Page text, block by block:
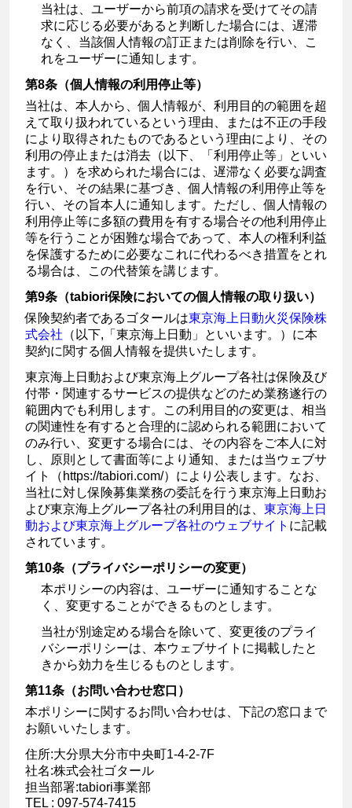
当社は、ユーザーから前項の請求を受けてその請
求に応じる必要があると判断した場合には、遅滞
なく、当該個人情報の訂正または削除を行い、こ
れをユーザーに通知します。
第8条（個人情報の利用停止等）
当社は、本人から、個人情報が、利用目的の範囲を超
えて取り扱われているという理由、または不正の手段
により取得されたものであるという理由により、その
利用の停止または消去（以下、「利用停止等」といい
ます。）を求められた場合には、遅滞なく必要な調査
を行い、その結果に基づき、個人情報の利用停止等を
行い、その旨本人に通知します。ただし、個人情報の
利用停止等に多額の費用を有する場合その他利用停止
等を行うことが困難な場合であって、本人の権利利益
を保護するために必要なこれに代わるべき措置をとれ
る場合は、この代替策を講じます。
第9条（tabiori保険においての個人情報の取り扱い）
保険契約者であるゴタールは東京海上日動火災保険株
式会社 （以下,「東京海上日動」といいます。）に本
契約に関する個人情報を提供いたします。
東京海上日動および東京海上グループ各社は保険及び
付帯・関連するサービスの提供などのため業務遂行の
範囲内でも利用します。この利用目的の変更は、相当
の関連性を有すると合理的に認められる範囲において
のみ行い、変更する場合には、その内容をご本人に対
し、原則として書面等により通知、または当ウェブサ
イト（https://tabiori.com/）により公表します。なお、
当社に対し保険募集業務の委託を行う東京海上日動お
よび東京海上グループ各社の利用目的は、 東京海上日
動および東京海上グループ各社のウェブサイト に記載
されています。
第10条（プライバシーポリシーの変更）
本ポリシーの内容は、ユーザーに通知することな
く、変更することができるものとします。
当社が別途定める場合を除いて、変更後のプライ
バシーポリシーは、本ウェブサイトに掲載したと
きから効力を生じるものとします。
第11条（お問い合わせ窓口）
本ポリシーに関するお問い合わせは、下記の窓口まで
お願いいたします。
住所:大分県大分市中央町1-4-2-7F
社名:株式会社ゴタール
担当部署:tabiori事業部
TEL : 097-574-7415